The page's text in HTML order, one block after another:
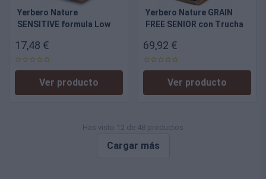
Yerbero Nature
SENSITIVE formula Low
Monoproteica
Hipoalergénica de
Cordero para Perros
Alergicos al Pollo
17,48 €
Ver producto
Yerbero Nature GRAIN
FREE SENIOR con Trucha
perros mayores SIN
cereales
69,92 €
Ver producto
Has visto 12 de 48 productos
Cargar más